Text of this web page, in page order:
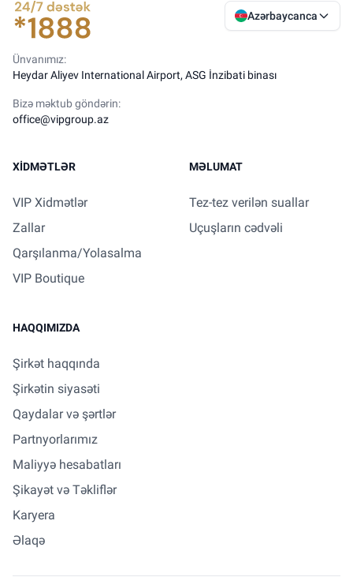
Azərbaycanca
Ünvanımız:
Heydar Aliyev International Airport, ASG İnzibati binası
Bizə məktub göndərin:
office@vipgroup.az
XIDMƏTLƏR
VIP Xidmətlər
Zallar
Qarşılanma/Yolasalma
VIP Boutique
MƏLUMAT
Tez-tez verilən suallar
Uçuşların cədvəli
HAQQIMIZDA
Şirkət haqqında
Şirkətin siyasəti
Qaydalar və şərtlər
Partnyorlarımız
Maliyyə hesabatları
Şikayət və Təkliflər
Karyera
Əlaqə